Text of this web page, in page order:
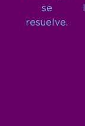
se
resuelve.